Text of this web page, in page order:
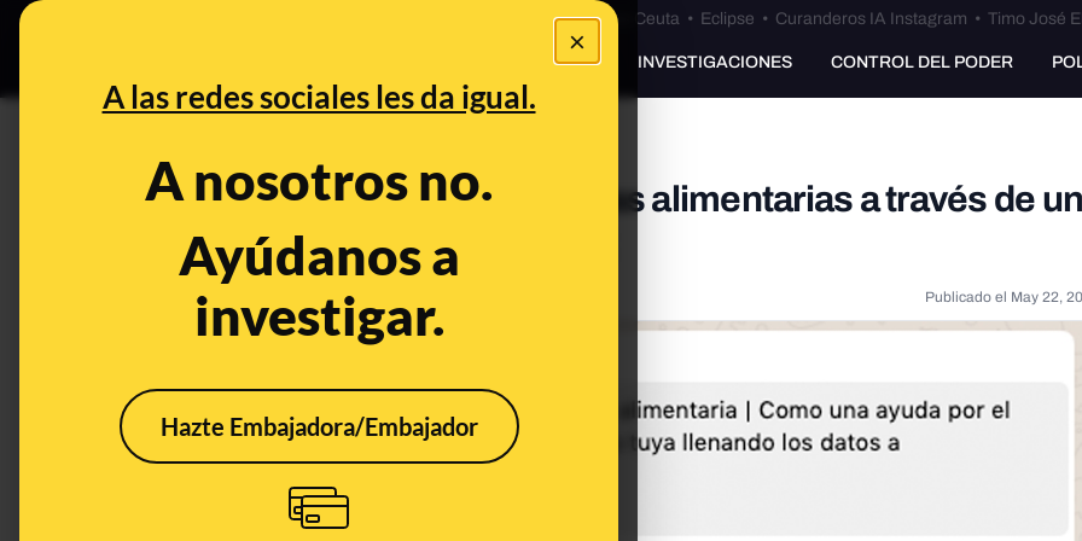
×
A las redes sociales les da igual.
A nosotros no.
Ayúdanos a
investigar.
Hazte Embajadora/Embajador
Especial Ceuta•Bulos Ceuta • Eclipse • Curanderos IA Instagram • Timo José
PREBUNKING INVESTIGACIONES CONTROL DEL PODER
No, Cruz Roja no está dando tarjetas alimentarias a través de
cadena de WhatsApp: es phishing
Publicado el May 22,